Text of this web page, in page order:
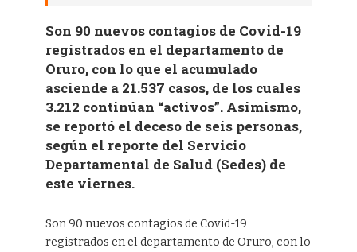
Son 90 nuevos contagios de Covid-19
registrados en el departamento de
Oruro, con lo que el acumulado
asciende a 21.537 casos, de los cuales
3.212 continúan “activos”. Asimismo,
se reportó el deceso de seis personas,
según el reporte del Servicio
Departamental de Salud (Sedes) de
este viernes.
Son 90 nuevos contagios de Covid-19
registrados en el departamento de Oruro, con lo